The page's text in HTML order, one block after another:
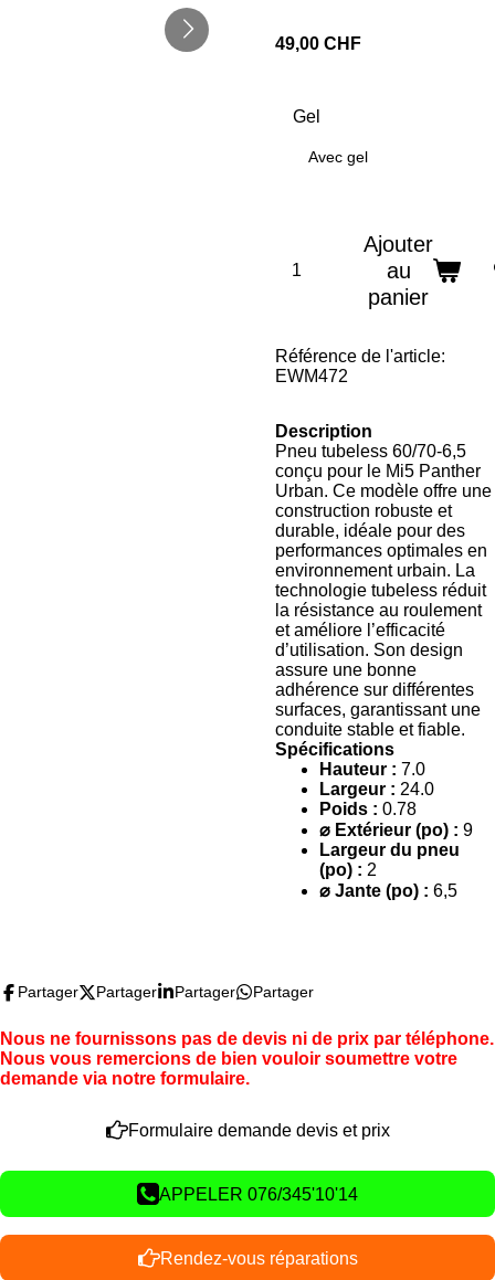
49,00 CHF
Gel
Avec gel
Ajouter
au
panier
Référence de l'article:
EWM472
Description
Pneu tubeless 60/70-6,5
conçu pour le Mi5 Panther
Urban. Ce modèle offre une
construction robuste et
durable, idéale pour des
performances optimales en
environnement urbain. La
technologie tubeless réduit
la résistance au roulement
et améliore l’efficacité
d’utilisation. Son design
assure une bonne
adhérence sur différentes
surfaces, garantissant une
conduite stable et fiable.
Spécifications
Hauteur : 7.0
Largeur : 24.0
Poids : 0.78
⌀ Extérieur (po) : 9
Largeur du pneu
(po) : 2
⌀ Jante (po) : 6,5
Partager Partager Partager Partager
Nous ne fournissons pas de devis ni de prix par téléphone.
Nous vous remercions de bien vouloir soumettre votre
demande via notre formulaire.
Formulaire demande devis et prix
APPELER 076/345'10'14
Rendez-vous réparations